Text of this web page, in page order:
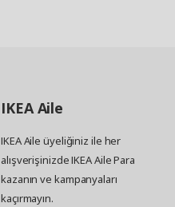
IKEAAile
IKEA Aile üyeliğiniz ile her
alışverişinizde IKEA Aile Para
kazanın ve kampanyaları
kaçırmayın.